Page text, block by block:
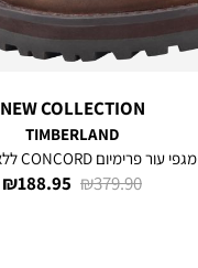
NEW COLLECTION
TIMBERLAND
מגפי עור פרימיום CONCORD ללא שרוכים
מחיר
188.95 ₪
מחיר
379.90 ₪